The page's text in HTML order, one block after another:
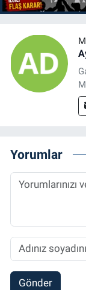
Yorumlar
Gönder